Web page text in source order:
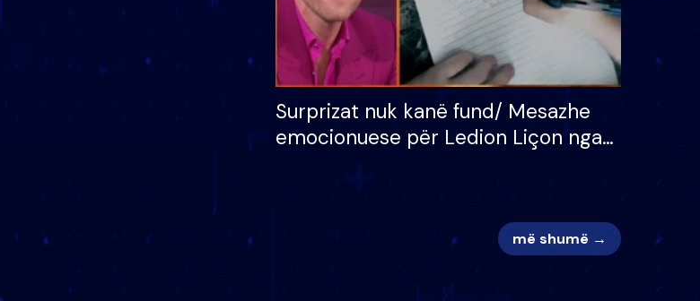
Surprizat nuk kanë fund/ Mesazhe
emocionuese për Ledion Liçon nga
më shumë →